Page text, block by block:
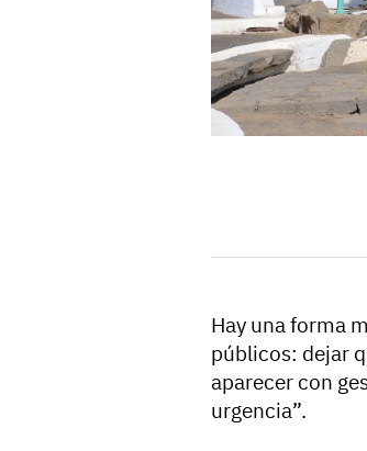
Hay una forma
públicos: dejar
aparecer con
urgencia”.